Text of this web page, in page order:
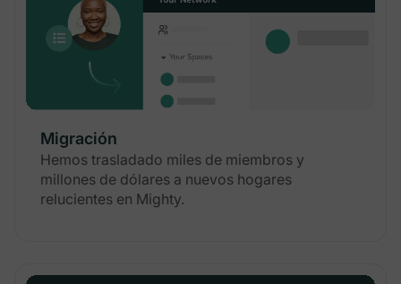
Migración
Hemos trasladado miles de miembros y
millones de dólares a nuevos hogares
relucientes en Mighty.